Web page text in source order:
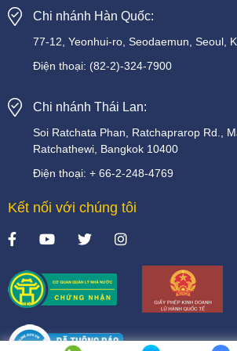
Chi nhánh Hàn Quốc:
77-12, Yeonhui-ro, Seodaemun, Seoul,
Điện thoại: (82-2)-324-7900
Chi nhánh Thái Lan:
Soi Ratchata Phan, Ratchaprarop Rd.,
Ratchathewi, Bangkok 10400
Điện thoại: + 66-2-248-4769
Kết nối với chúng tôi